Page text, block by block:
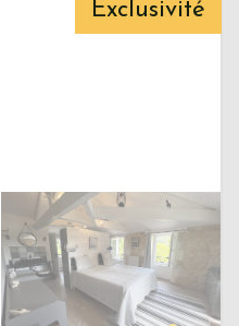
Exclusivité